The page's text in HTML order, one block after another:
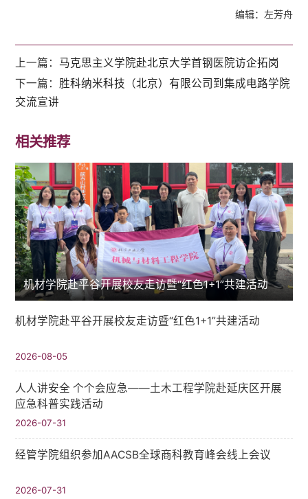
编辑：左芳舟
上一篇：马克思主义学院赴北京大学首钢医院访企拓岗
下一篇： 胜科纳米科技（北京）有限公司到集成电路学院
交流宣讲
相关推荐
机材学院赴平谷开展校友走访暨“红色1+1”共建活动
机材学院赴平谷开展校友走访暨“红色1+1”共建活动
2026-08-05
人人讲安全 个个会应急——土木工程学院赴延庆区开展
应急科普实践活动
2026-07-31
经管学院组织参加AACSB全球商科教育峰会线上会议
2026-07-31